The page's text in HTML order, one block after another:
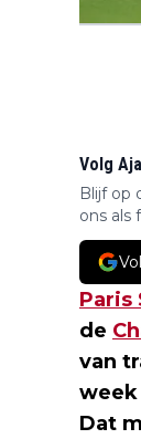
Volg
Blijf op
ons als
Paris
de
van
week
Dat